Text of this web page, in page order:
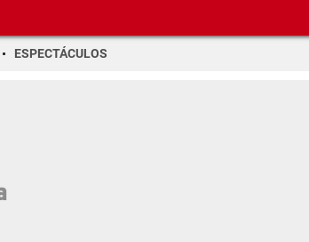
ESPECTÁCULOS